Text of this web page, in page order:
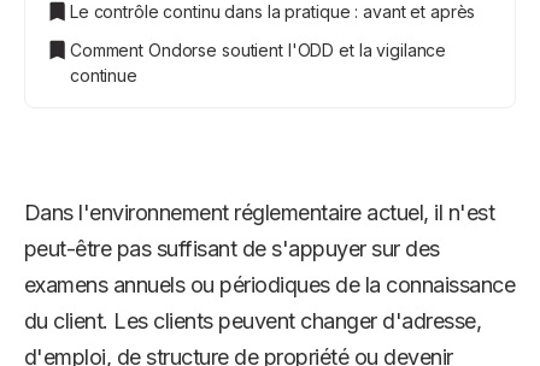
Le contrôle continu dans la pratique : avant et après
Comment Ondorse soutient l'ODD et la vigilance
continue
Dans l'environnement réglementaire actuel, il n'est
peut-être pas suffisant de s'appuyer sur des
examens annuels ou périodiques de la connaissance
du client. Les clients peuvent changer d'adresse,
d'emploi, de structure de propriété ou devenir